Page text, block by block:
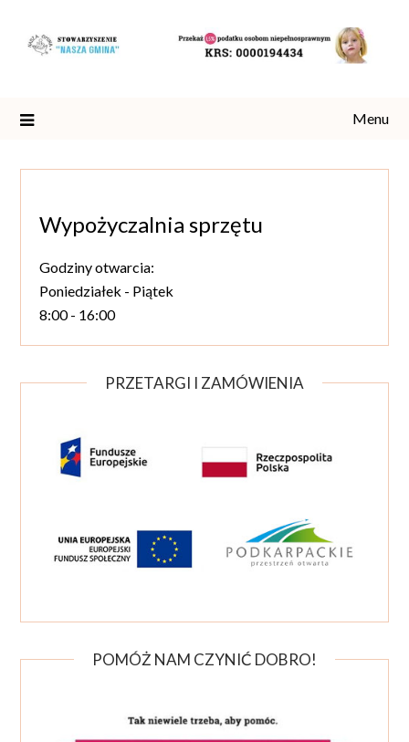
content
Menu
Wypożyczalnia sprzętu
Godziny otwarcia:
Poniedziałek - Piątek
8:00 - 16:00
PRZETARGI I ZAMÓWIENIA
POMÓŻ NAM CZYNIĆ DOBRO!